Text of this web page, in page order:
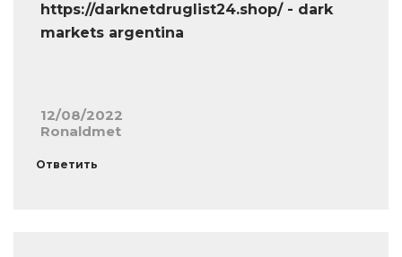
https://darknetdruglist24.shop/ - dark
markets argentina
12/08/2022
Ronaldmet
Ответить